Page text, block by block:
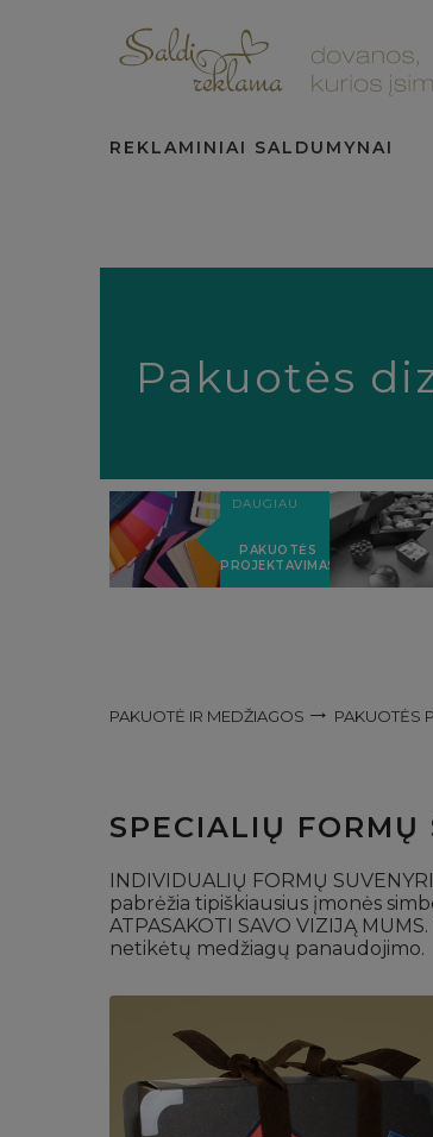
REKLAMINIAI SALDUMYNAI
Pakuotės
DAUGIAU
PAKUOTĖS
PROJEKTAVIMAS
PAKUOTĖ IR MEDŽIAGOS PAKUOTĖS
SPECIALIŲ FORMŲ
INDIVIDUALIŲ FORMŲ
pabrėžia tipiškiausius įmonės
ATPASAKOTI SAVO VIZIJĄ
netikėtų medžiagų panaudojimo.